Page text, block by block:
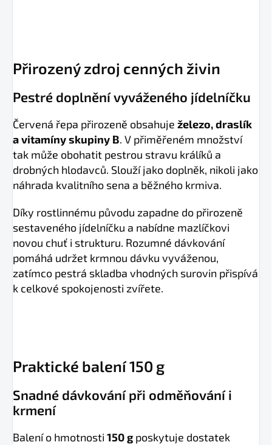
Přirozený zdroj cenných živin
Pestré doplnění vyváženého jídelníčku
Červená řepa přirozeně obsahuje železo, draslík
a vitamíny skupiny B. V přiměřeném množství
tak může obohatit pestrou stravu králíků a
drobných hlodavců. Slouží jako doplněk, nikoli jako
náhrada kvalitního sena a běžného krmiva.
Díky rostlinnému původu zapadne do přirozeně
sestaveného jídelníčku a nabídne mazlíčkovi
novou chuť i strukturu. Rozumné dávkování
pomáhá udržet krmnou dávku vyváženou,
zatímco pestrá skladba vhodných surovin přispívá
k celkové spokojenosti zvířete.
Praktické balení 150 g
Snadné dávkování při odměňování i
krmení
Balení o hmotnosti 150 gposkytuje dostatek